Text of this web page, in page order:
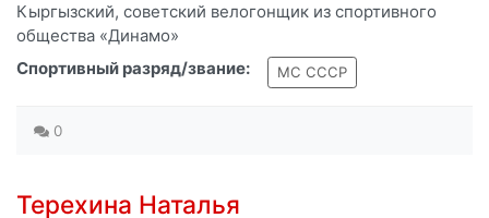
Кыргызский, советский велогонщик из спортивного
общества «Динамо»
Спортивный разряд/звание:
МС СССР
0
Терехина Наталья